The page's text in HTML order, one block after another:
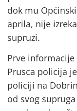
dok mu
aprila, nije
supruzi.
Prve
Prusca policija
policiji na
od svog